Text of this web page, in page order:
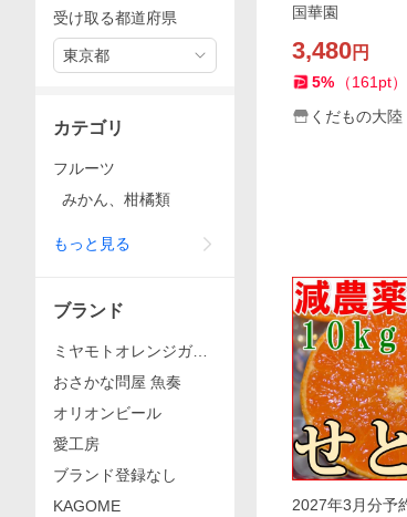
国華園
3,480円
5% （161 pt）
くだもの大陸
2027年3月分予
受け取る都道府県
東京都
カテゴリ
フルーツ
みかん、柑橘類
もっと見る
ブランド
ミヤモトオレンジガー
デン
おさかな問屋 魚奏
オリオンビール
愛工房
ブランド登録なし
KAGOME